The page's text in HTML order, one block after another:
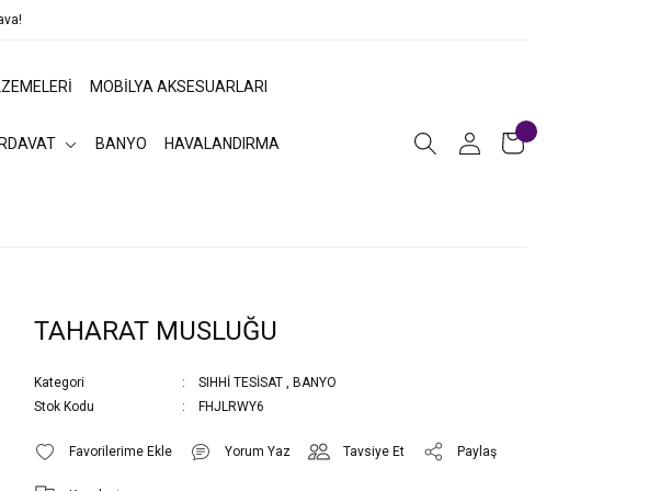
MOBİLYA AKSESUARLARI
BANYO HAVALANDIRMA
TAHARAT MUSLUĞU
Kategori SIHHİ TESİSAT , BANYO
Stok Kodu
FHJLRWY6
Yorum Yaz Tavsiye Et Paylaş